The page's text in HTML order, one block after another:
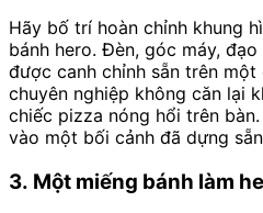
Hãy bố trí hoàn chỉnh khung
bánh hero. Đèn, góc máy,
được canh chỉnh sẵn trên
chuyên nghiệp không căn lại
chiếc pizza nóng hổi trên
vào một bối cảnh đã dựng
3. Một miếng bánh làm